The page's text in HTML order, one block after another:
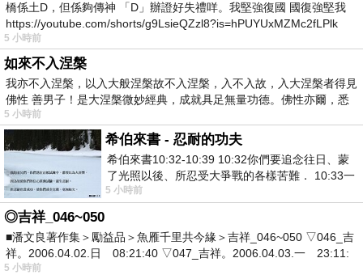
橋係土D，但係夠傳神 「D」辦證好失禮咩。我堅強復國 國復強堅我
https://youtube.com/shorts/g9LsieQZzl8?is=hPUYUxMZMc2fLPlk
5 小時前
如來不入涅槃
我亦不入涅槃，以入大般涅槃故不入涅槃，入不入故，入大涅槃者得見
佛性 善男子！是大涅槃微妙經典，成就具足無量功德。佛性亦爾，悉
5 小時前
希伯來書 - 忍耐的功夫
希伯來書10:32-10:39 10:32你們要追念往日、蒙
了光照以後、所忍受大爭戰的各樣苦難． 10:33一
面被毀謗、遭患難、成了戲景、叫眾人
5 小時前
◎吉祥_046~050
■潘文良著作集＞勵益品＞魚雁千里共今緣＞吉祥_046~050 ▽046_吉
祥。2006.04.02.日 08:21:40 ▽047_吉祥。2006.04.03.一 23:11:
5 小時前